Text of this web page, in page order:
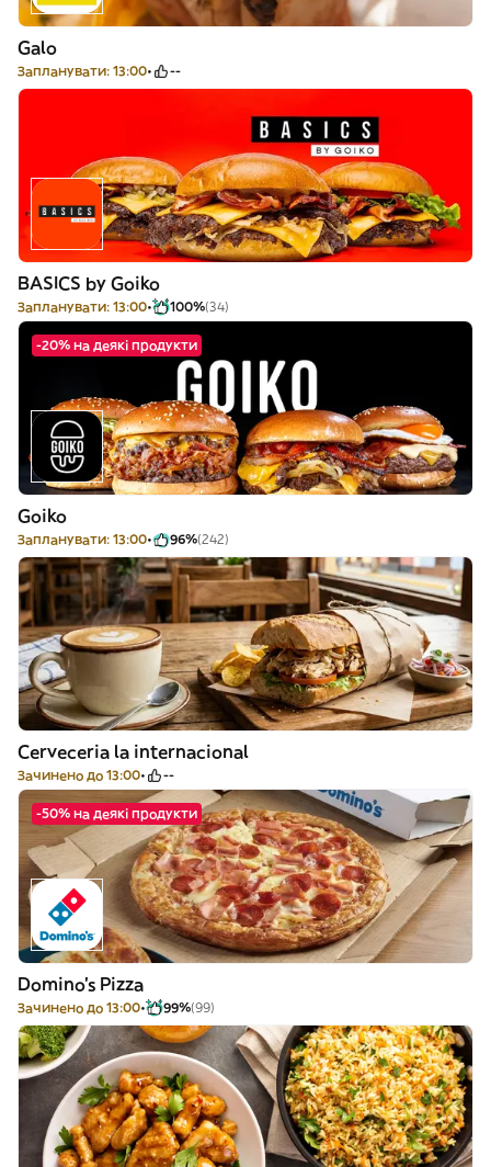
Galo
Запланувати: 13:00 --
BASICS by Goiko
Запланувати: 13:00 100%(34)
-20% на деякі продукти
Goiko
Запланувати: 13:00 96%(242)
Cerveceria la internacional
Зачинено до 13:00 --
-50% на деякі продукти
Domino's Pizza
Зачинено до 13:00 99%(99)